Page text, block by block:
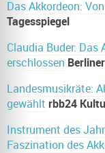
Das Akkordeon:
Tagesspiegel
Claudia Buder: Das
erschlossen
Landesmusikräte:
gewählt rbb24
Instrument des
Faszination des